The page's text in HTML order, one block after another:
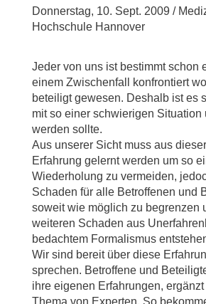
Donnerstag, 10. Sept. 2009 /
Hochschule Hannover
Jeder von uns ist bestimmt schon
einem Zwischenfall konfrontiert
beteiligt gewesen. Deshalb ist es
mit so einer schwierigen Situation
werden sollte.
Aus unserer Sicht muss aus
Erfahrung gelernt werden um so
Wiederholung zu vermeiden,
Schaden für alle Betroffenen und
soweit wie möglich zu begrenzen
weiteren Schaden aus
bedachtem Formalismus
Wir sind bereit über diese
sprechen. Betroffene und
ihre eigenen Erfahrungen,
Thema von Experten. So